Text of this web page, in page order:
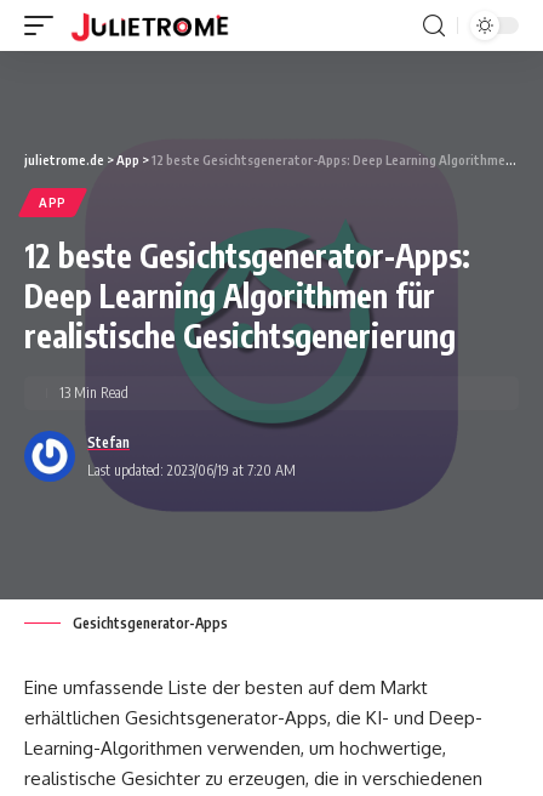
julietrome.de >App >12 beste Gesichtsgenerator-Apps: Deep Learning Algorithmen für realistische Gesichtsgenerierung
APP
12 beste Gesichtsgenerator-Apps:
Deep Learning Algorithmen für
realistische Gesichtsgenerierung
Last updated: 2023/06/19 at 7:20 AM
Stefan
13 Min Read
Gesichtsgenerator-Apps
Eine umfassende Liste der besten auf dem Markt
erhältlichen Gesichtsgenerator-Apps, die KI- und Deep-
Learning-Algorithmen verwenden, um hochwertige,
realistische Gesichter zu erzeugen, die in verschiedenen